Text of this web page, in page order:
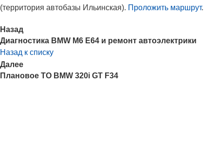
(территория автобазы Ильинская). Проложить маршрут.
Назад
Диагностика BMW M6 E64 и ремонт автоэлектрики
Назад к списку
Далее
Плановое ТО BMW 320i GT F34